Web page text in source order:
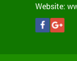
Website: